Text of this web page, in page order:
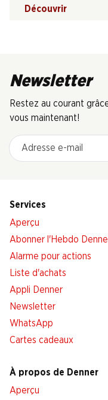
Découvrir
Newsletter
Restez au courant
vous maintenant!
Adresse e-mail
Services
Aperçu
Abonner l'Hebdo
Alarme pour actions
Liste d'achats
Appli Denner
Newsletter
WhatsApp
Cartes cadeaux
À propos de Denner
Aperçu